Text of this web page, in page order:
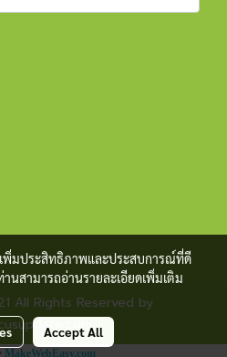
All Rights Reserved by
MakeWebEasy.com
เพิ่มประสิทธิภาพและประสบการณ์ที่ดี
นสามารถอ่านรายละเอียดเพิ่มเติม
Accept All